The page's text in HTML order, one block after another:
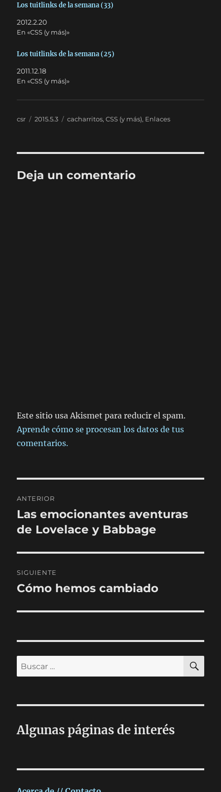
Los tuitlinks de la semana (33)
2012.2.20
En «CSS (y más)»
Los tuitlinks de la semana (25)
2011.12.18
En «CSS (y más)»
Autor
csr
Publicado
2015.5.3 Categorías
cacharritos,CSS (y más), Enlaces
Deja un comentario
Este sitio usa Akismet para reducir el spam.
Aprende cómo se procesan los datos de tus
comentarios.
de
entradas
ANTERIOR
Entrada
anterior:
Las emocionantes aventuras
de Lovelace y Babbage
SIGUIENTE
Entrada
Cómo hemos cambiado
Buscar
por:
Algunas páginas de interés